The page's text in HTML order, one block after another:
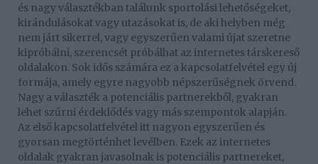
és nagy választékban találunk sportolási lehetőségeket,
kirándulásokat vagy utazásokat is, de aki helyben még
nem járt sikerrel, vagy egyszerűen valami újat szeretne
kipróbálni, szerencsét próbálhat az internetes társkereső
oldalakon. Sok idős számára ez a kapcsolatfelvétel egy új
formája, amely egyre nagyobb népszerűségnek örvend.
Nagy a választék a potenciális partnerekből, gyakran
lehet szűrni érdeklődés vagy más szempontok alapján.
Az első kapcsolatfelvétel itt nagyon egyszerűen és
gyorsan megtörténhet levélben. Ezek az internetes
oldalak gyakran javasolnak is potenciális partnereket,